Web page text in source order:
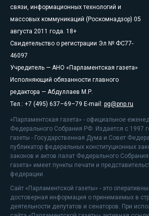
связи, информационных технологий и
массовых коммуникаций (Роскомнадзор) 05
августа 2011 года. 18+
Свидетельство о регистрации Эл № ФС77-
46097
Учредитель — АНО «Парламентская газета»
Исполняющий обязанности главного
редактора — Абдуллаев М.Р.
Тел.: +7 (495) 637–69–79 E-mail: pg@pnp.ru
«Парламентская газета» - официальное
Федерального Собрания РФ. Издается с 1997
газеты - Государственная Дума и Совет
публикатор федеральных конституционных
законов и актов палат Федерального
газета» имеет пункты печати и
федерации.
Сайт «Парламентской газеты» - это
достоверная информация о принимаемых в
деятельности депутатов и сенаторов. При